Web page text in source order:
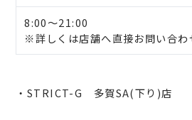
8:00～21:00
※詳しくは店舗へ直接お問い合わ
・STRICT-G 多賀SA(下り)店